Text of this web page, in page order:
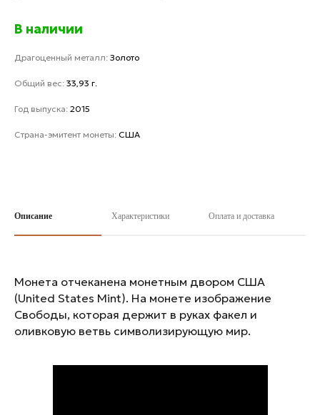
В наличии
Драгоценный металл: Золото
Общий вес: 33,93 г.
Год выпуска: 2015
Страна-эмитент монеты: США
Описание Характеристики Оплата и доставка
Монета отчеканена монетным двором США
(United States Mint). На монете изображение
Свободы, которая держит в руках факел и
оливковую ветвь символизирующую мир.